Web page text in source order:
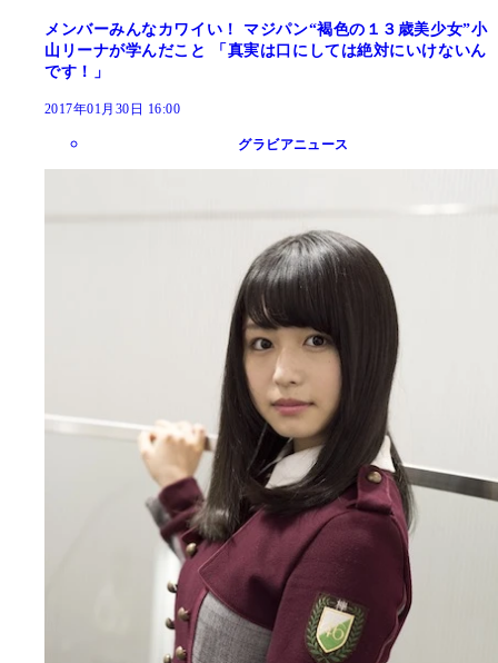
メンバーみんなカワイい！ マジパン“褐色の１３歳美少女”小
山リーナが学んだこと 「真実は口にしては絶対にいけないん
です！」
2017年01月30日 16:00
グラビアニュース